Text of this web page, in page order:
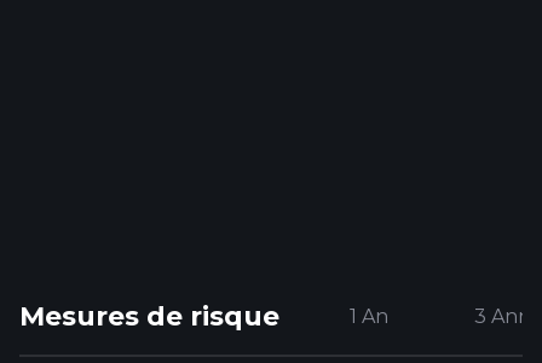
Mesures de risque 1 An 3